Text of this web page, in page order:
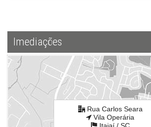
Imediações
Rua Carlos Seara
Vila Operária